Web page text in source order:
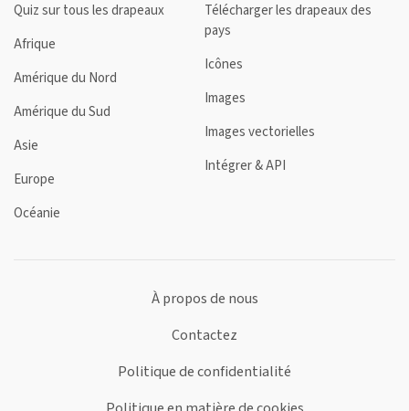
Quiz sur tous les drapeaux
Afrique
Amérique du Nord
Amérique du Sud
Asie
Europe
Océanie
Télécharger les drapeaux des
pays
Icônes
Images
Images vectorielles
Intégrer & API
À propos de nous
Contactez
Politique de confidentialité